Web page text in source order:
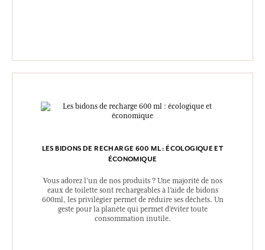
LES BIDONS DE RECHARGE 600 ML : ÉCOLOGIQUE ET
ÉCONOMIQUE
Vous adorez l’un de nos produits ? Une majorité de nos
eaux de toilette sont rechargeables à l’aide de bidons
600ml, les privilégier permet de réduire ses déchets. Un
geste pour la planète qui permet d’éviter toute
consommation inutile.